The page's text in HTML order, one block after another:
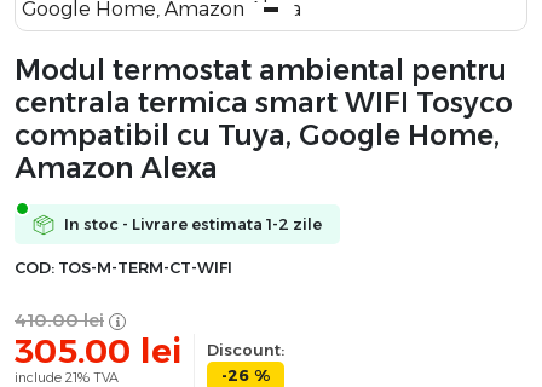
Modul termostat ambiental pentru
centrala termica smart WIFI Tosyco
compatibil cu Tuya, Google Home,
Amazon Alexa
In stoc - Livrare estimata 1-2 zile
COD: TOS-M-TERM-CT-WIFI
410.00 lei
305.00 lei
include 21% TVA
Discount:
-26 %